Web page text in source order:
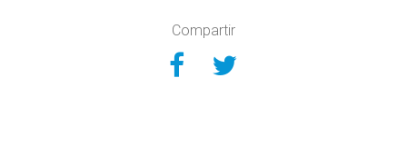
Compartir
Compartir en
Compartir en